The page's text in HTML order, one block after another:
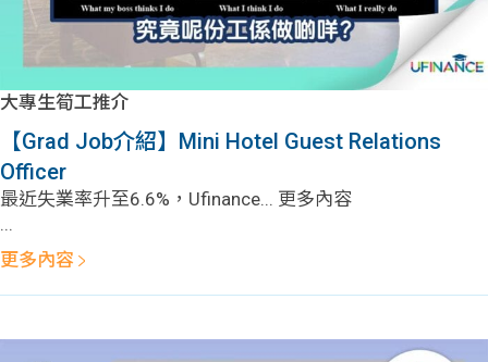
大專生筍工推介
【Grad Job介紹】Mini Hotel Guest Relations
Officer
最近失業率升至6.6%，Ufinance... 更多內容
...
更多內容